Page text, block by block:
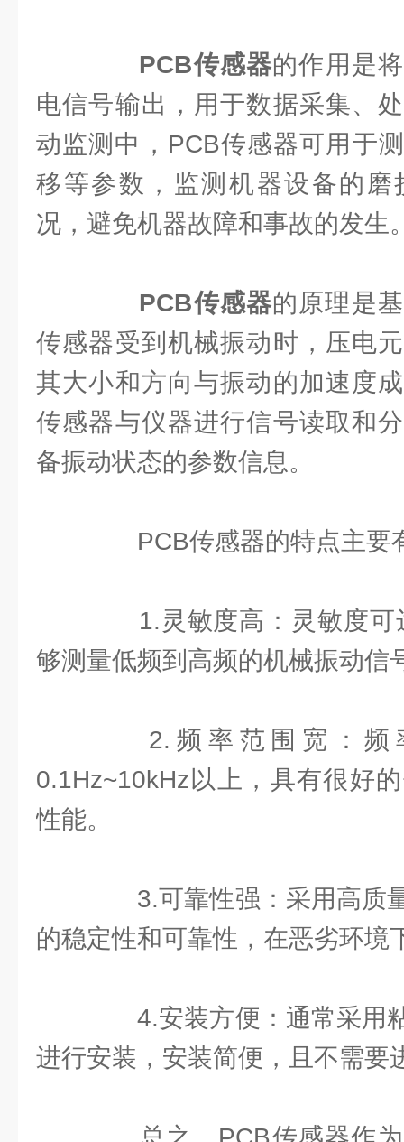
PCB传感器的作用是
电信号输出，用于数据采集、
动监测中，PCB传感器可用于
移等参数，监测机器设备的磨
况，避免机器故障和事故的发生
PCB传感器的原理是
传感器受到机械振动时，压电
其大小和方向与振动的加速度
传感器与仪器进行信号读取和
备振动状态的参数信息。
PCB传感器的特点主要
1.灵敏度高：灵敏度可
够测量低频到高频的机械振动信
2.频率范围宽：频
0.1Hz~10kHz以上，具有很好
性能。
3.可靠性强：采用高质
的稳定性和可靠性，在恶劣环境
4.安装方便：通常采用
进行安装，安装简便，且不需要